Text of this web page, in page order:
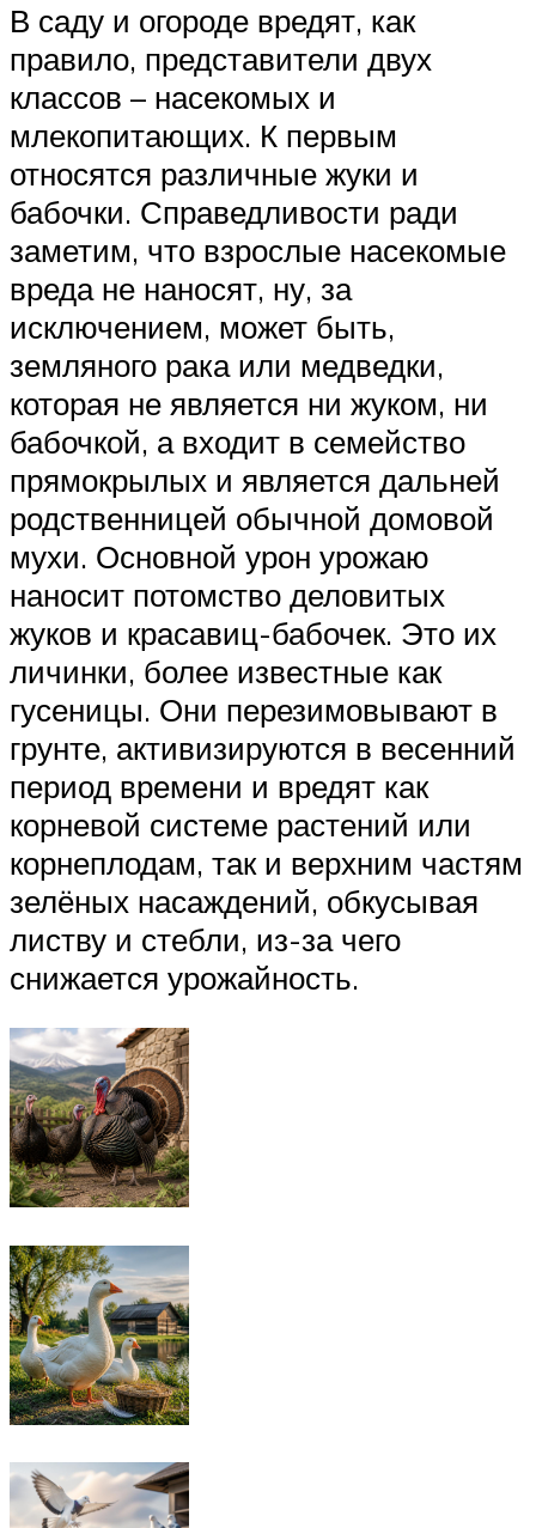
В саду и огороде вредят, как
правило, представители двух
классов – насекомых и
млекопитающих. К первым
относятся различные жуки и
бабочки. Справедливости ради
заметим, что взрослые насекомые
вреда не наносят, ну, за
исключением, может быть,
земляного рака или медведки,
которая не является ни жуком, ни
бабочкой, а входит в семейство
прямокрылых и является дальней
родственницей обычной домовой
мухи. Основной урон урожаю
наносит потомство деловитых
жуков и красавиц-бабочек. Это их
личинки, более известные как
гусеницы. Они перезимовывают в
грунте, активизируются в весенний
период времени и вредят как
корневой системе растений или
корнеплодам, так и верхним частям
зелёных насаждений, обкусывая
листву и стебли, из-за чего
снижается урожайность.